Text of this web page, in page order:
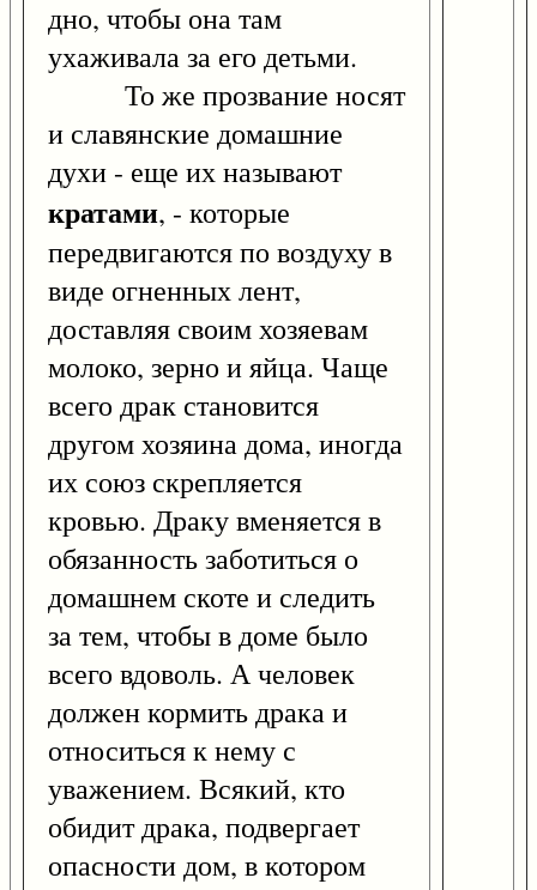
дно, чтобы она там
ухаживала за его детьми.
То же прозвание носят
и славянские домашние
духи - еще их называют
кратами, - которые
передвигаются по воздуху в
виде огненных лент,
доставляя своим хозяевам
молоко, зерно и яйца. Чаще
всего драк становится
другом хозяина дома, иногда
их союз скрепляется
кровью. Драку вменяется в
обязанность заботиться о
домашнем скоте и следить
за тем, чтобы в доме было
всего вдоволь. А человек
должен кормить драка и
относиться к нему с
уважением. Всякий, кто
обидит драка, подвергает
опасности дом, в котором